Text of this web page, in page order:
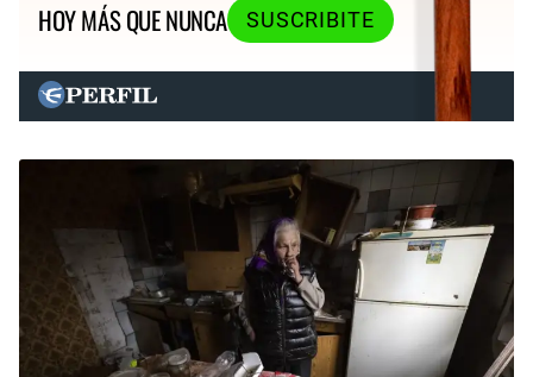
HOY MÁS QUE NUNCA
SUSCRIBITE